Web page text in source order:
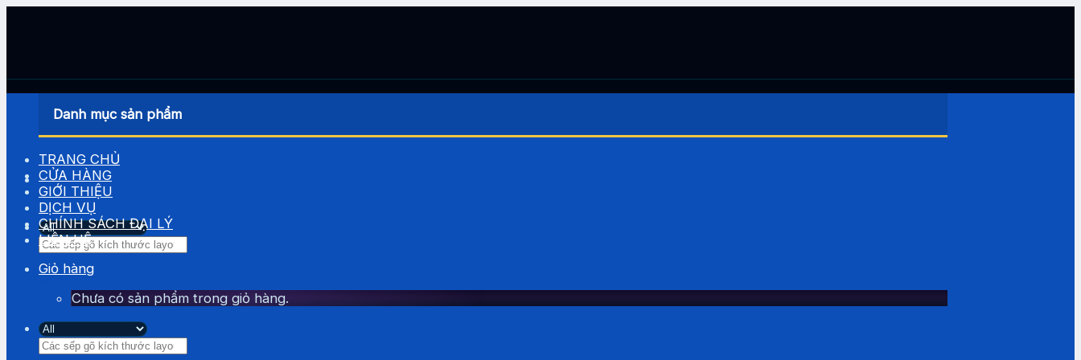
Tìm
kiếm:
Danh mục sản phẩm
TRANG CHỦ
CỬA HÀNG
GIỚI THIỆU
DỊCH VỤ
CHÍNH SÁCH ĐẠI LÝ
LIÊN HỆ
Giỏ hàng
Chưa có sản phẩm trong giỏ hàng.
Tìm